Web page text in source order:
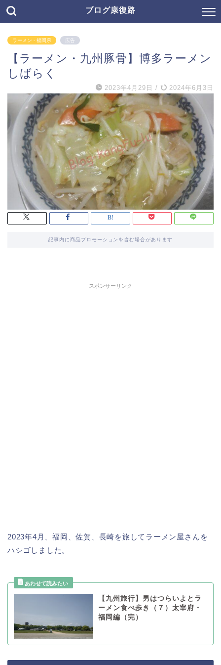
ブログ康復路
ラーメン - 福岡県 広告
【ラーメン・九州豚骨】博多ラーメン
しばらく
2023年4月29日 / 2024年6月3日
記事内に商品プロモーションを含む場合があります
スポンサーリンク
2023年4月、福岡、佐賀、長崎を旅してラーメン屋さんを
ハシゴしました。
【九州旅行】男はつらいよとラ
ーメン食べ歩き（７）太宰府・
福岡編（完）